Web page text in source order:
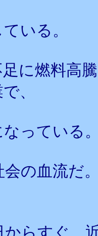
いる。
に燃料高
、
っている
の血流だ
からすぐ、